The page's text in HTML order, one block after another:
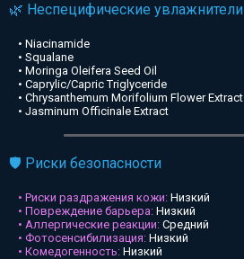
🌿 Неспецифические увлажнители
• Niacinamide
• Squalane
• Moringa Oleifera Seed Oil
• Caprylic/Capric Triglyceride
• Chrysanthemum Morifolium Flower Extract
• Jasminum Officinale Extract
🛡️ Риски безопасности
• Риски раздражения кожи: Низкий
• Повреждение барьера: Низкий
• Аллергические реакции: Средний
• Фотосенсибилизация: Низкий
• Комедогенность: Низкий